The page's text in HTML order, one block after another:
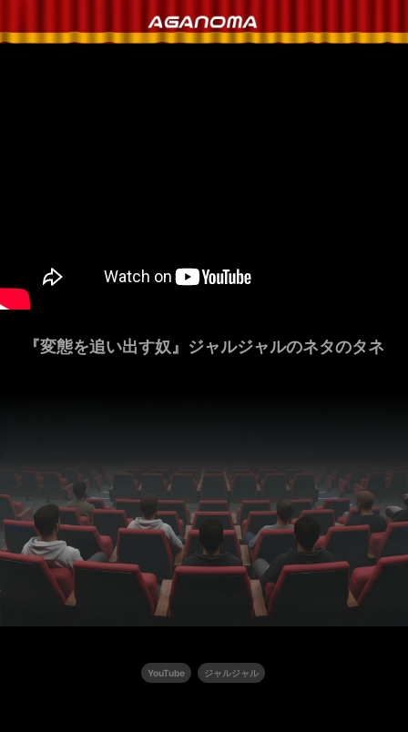
『変態を追い出す奴』ジャルジャルのネタのタネ
YouTube ジャルジャル